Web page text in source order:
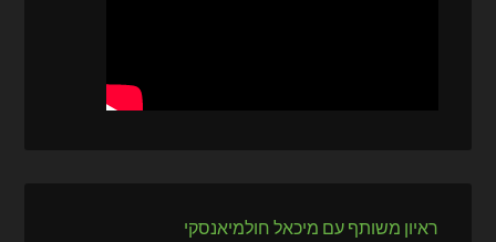
ראיון משותף עם מיכאל חולמיאנסקי